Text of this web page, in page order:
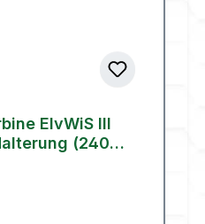
ElvWiS III
(240